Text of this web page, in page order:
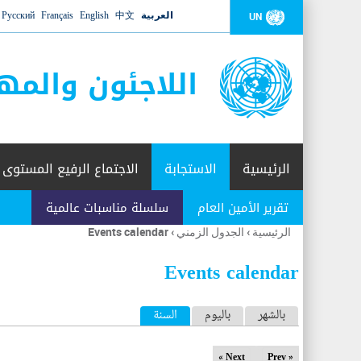
UN العربية 中文
English
Français
Русский
اللاجئون
الرئيسية الاستجابة
تقرير الأمين العام سلسلة مناسبات عالمية
الاجتماع الرفيع المستوى
أنت
هنا
الرئيسية › الجدول الزمني ›
Events calendar
Events calendar
ا
ل
بالشهر باليوم السنة (علامة التبويب النشطة)